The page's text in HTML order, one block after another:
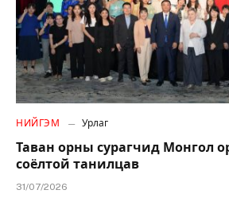
НИЙГЭМ Урлаг
Таван орны сурагчид Монгол
соёлтой танилцав
31/07/2026